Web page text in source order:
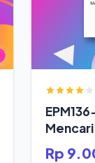
Mencari
Modal
Rp